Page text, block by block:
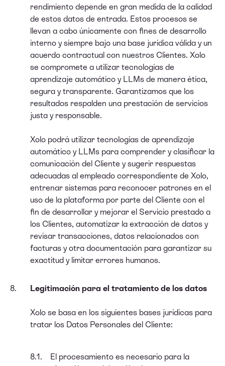
rendimiento depende en gran medida de la calidad
de estos datos de entrada. Estos procesos se
llevan a cabo únicamente con fines de desarrollo
interno y siempre bajo una base jurídica válida y un
acuerdo contractual con nuestros Clientes. Xolo
se compromete a utilizar tecnologías de
aprendizaje automático y LLMs de manera ética,
segura y transparente. Garantizamos que los
resultados respalden una prestación de servicios
justa y responsable.
Xolo podrá utilizar tecnologías de aprendizaje
automático y LLMs para comprender y clasificar la
comunicación del Cliente y sugerir respuestas
adecuadas al empleado correspondiente de Xolo,
entrenar sistemas para reconocer patrones en el
uso de la plataforma por parte del Cliente con el
fin de desarrollar y mejorar el Servicio prestado a
los Clientes, automatizar la extracción de datos y
revisar transacciones, datos relacionados con
facturas y otra documentación para garantizar su
exactitud y limitar errores humanos.
Legitimación para el tratamiento de los datos
Xolo se basa en los siguientes bases jurídicas para
tratar los Datos Personales del Cliente:
El procesamiento es necesario para la